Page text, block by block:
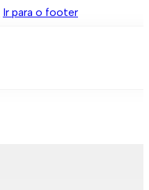
Ir para o footer